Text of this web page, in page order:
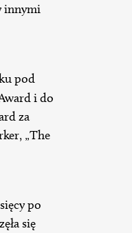
innymi
pod
i do
za
„The
po
się